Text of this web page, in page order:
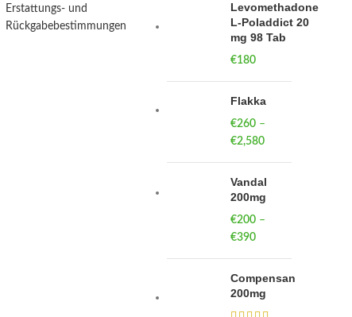
Erstattungs- und
Rückgabebestimmungen
Levomethadone
L-Poladdict 20
mg 98 Tab
€180
Flakka
€260 –
€2,580
€260
through
Vandal
200mg
€200 –
€390
through
Compensan
200mg